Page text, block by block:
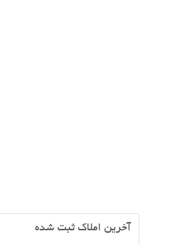
آخرین املاک ثبت شده